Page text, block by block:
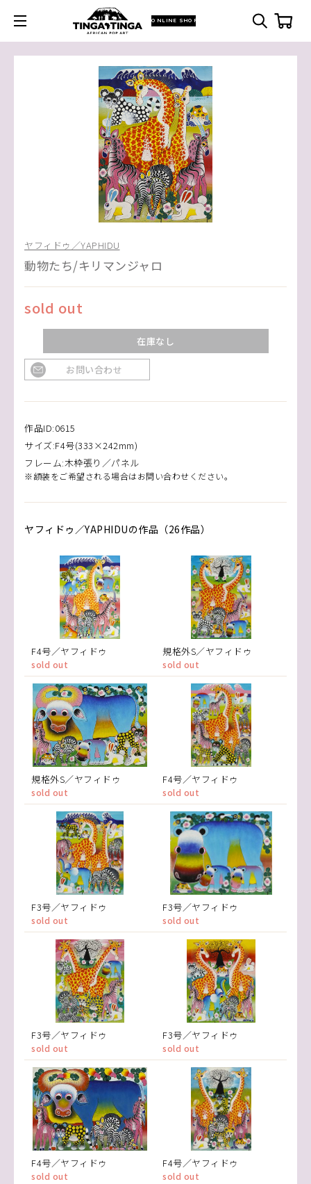
ONLINE SHOP
ヤフィドゥ／YAPHIDU
動物たち/キリマンジャロ
sold out
在庫なし
お問い合わせ
作品ID:0615
サイズ:F4号(333×242mm)
フレーム:木枠張り／パネル
※額装をご希望される場合はお問い合わせください。
ヤフィドゥ／YAPHIDUの作品（26作品）
F4号／ヤフィドゥ
sold out
規格外S／ヤフィドゥ
sold out
規格外S／ヤフィドゥ
sold out
F4号／ヤフィドゥ
sold out
F3号／ヤフィドゥ
sold out
F3号／ヤフィドゥ
sold out
F3号／ヤフィドゥ
sold out
F3号／ヤフィドゥ
sold out
F4号／ヤフィドゥ
sold out
F4号／ヤフィドゥ
sold out